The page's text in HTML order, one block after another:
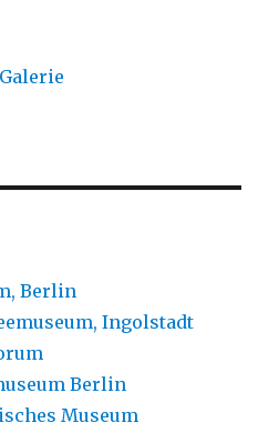
Berlin
Ingolstadt
Berlin
Museum